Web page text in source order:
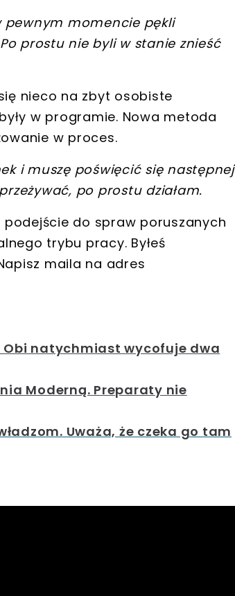
pewnym momencie pękli
Po prostu nie byli w stanie znieść
nieco na zbyt osobiste
w programie. Nowa metoda
w proces.
i muszę poświęcić się następnej
po prostu działam.
podejście do spraw poruszanych
trybu pracy. Byłeś
maila na adres
Obi natychmiast wycofuje dwa
Moderną. Preparaty nie
Uważa, że czeka go tam